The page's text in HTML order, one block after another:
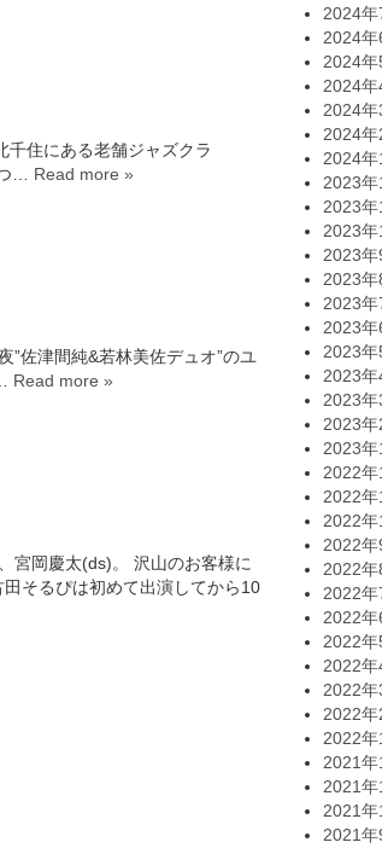
千住にある老舗ジャズクラ
… Read more »
佐津間純&若林美佐デュオ”のユ
Read more »
宮岡慶太(ds)。 沢山のお客様に
そるぴは初めて出演してから10
2024年
2024年
2024年
2024年
2024年
2024年
2024年
2023年
2023年
2023年
2023年
2023年
2023年
2023年
2023年
2023年
2023年
2023年
2023年
2022年
2022年
2022年
2022年
2022年
2022年
2022年
2022年
2022年
2022年
2022年
2022年
2021年
2021年
2021年
2021年